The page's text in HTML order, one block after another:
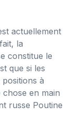
actuellement
la
constitue le
que si les
à
chose en main
russe Poutine